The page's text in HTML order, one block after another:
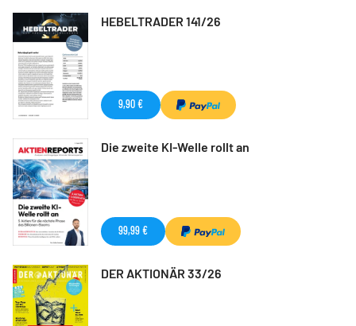
HEBELTRADER 141/26
9,90 €
Die zweite KI-Welle rollt an
99,99 €
DER AKTIONÄR 33/26